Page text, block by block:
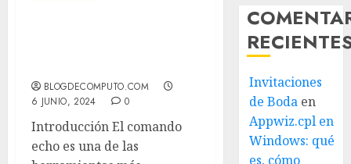
BLOGDECOMPUTO.COM
6 JUNIO, 2024
0
Introducción El comando
echo es una de las
Invitaciones
de Boda en
Appwiz.cpl en
Windows: qué
es, cómo